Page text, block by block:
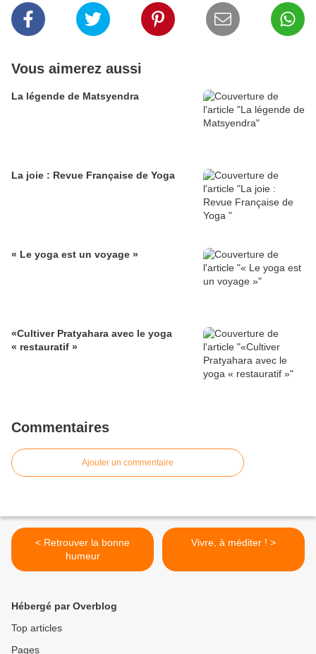
Vous aimerez aussi
La légende de Matsyendra
La joie : Revue Française de Yoga
« Le yoga est un voyage »
«Cultiver Pratyahara avec le yoga
« restauratif »
Commentaires
Ajouter un commentaire
< Retrouver la bonne
humeur
Vivre, à méditer ! >
Hébergé par Overblog
Top articles
Pages